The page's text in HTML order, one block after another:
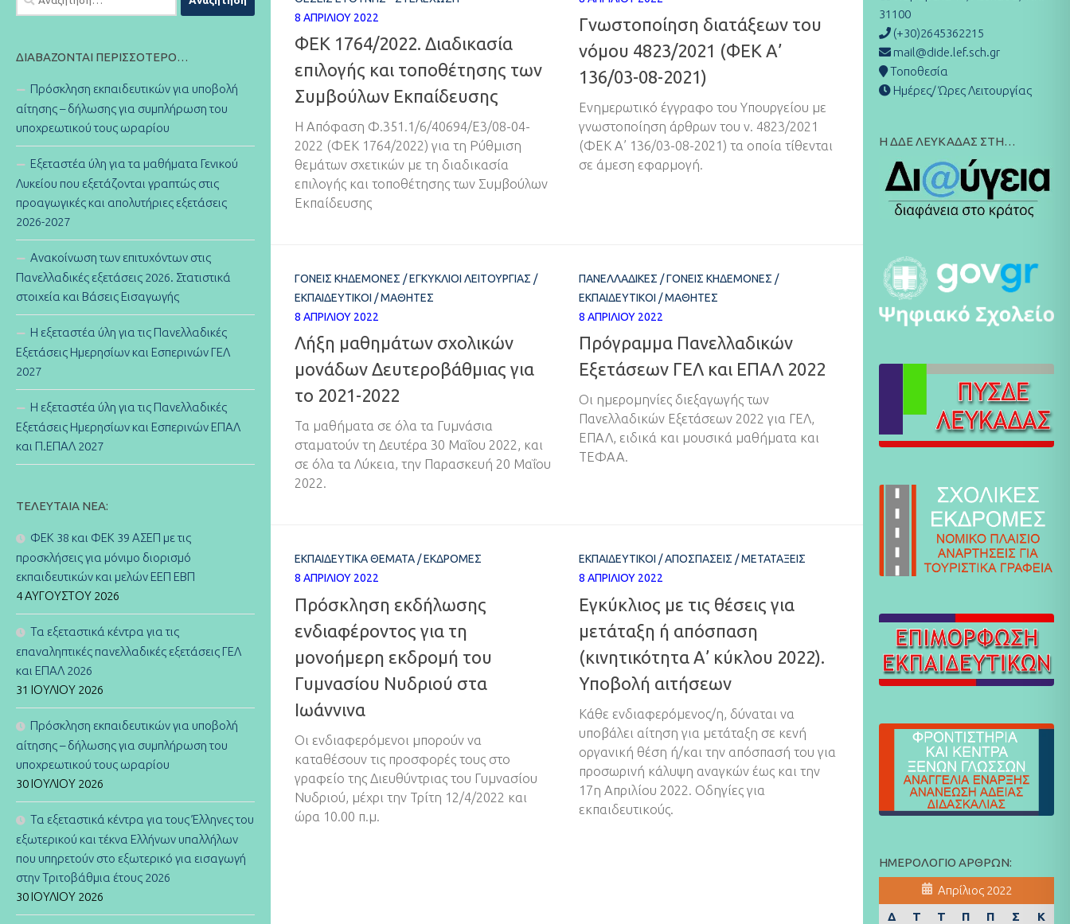
8 ΑΠΡΙΛΊΟΥ 2022
ΦΕΚ 1764/2022. Διαδικασία
επιλογής και τοποθέτησης των
Συμβούλων Εκπαίδευσης
Η Απόφαση Φ.351.1/6/40694/Ε3/08-04-
2022 (ΦΕΚ 1764/2022) για τη Ρύθμιση
θεμάτων σχετικών με τη διαδικασία
επιλογής και τοποθέτησης των Συμβούλων
Εκπαίδευσης
Γνωστοποίηση διατάξεων του
νόμου 4823/2021 (ΦΕΚ Α’
136/03-08-2021)
Ενημερωτικό έγγραφο του Υπουργείου με
γνωστοποίηση άρθρων του ν. 4823/2021
(ΦΕΚ Α’ 136/03-08-2021) τα οποία τίθενται
σε άμεση εφαρμογή.
ΓΟΝΕΊΣ ΚΗΔΕΜΌΝΕΣ /ΕΓΚΎΚΛΙΟΙ ΛΕΙΤΟΥΡΓΊΑΣ /
ΕΚΠΑΙΔΕΥΤΙΚΟΊ /ΜΑΘΗΤΈΣ
8 ΑΠΡΙΛΊΟΥ 2022
Λήξη μαθημάτων σχολικών
μονάδων Δευτεροβάθμιας για
το 2021-2022
Τα μαθήματα σε όλα τα Γυμνάσια
σταματούν τη Δευτέρα 30 Μαΐου 2022, και
σε όλα τα Λύκεια, την Παρασκευή 20 Μαΐου
2022.
ΠΑΝΕΛΛΑΔΙΚΈΣ /ΓΟΝΕΊΣ ΚΗΔΕΜΌΝΕΣ /
ΕΚΠΑΙΔΕΥΤΙΚΟΊ /ΜΑΘΗΤΈΣ
8 ΑΠΡΙΛΊΟΥ 2022
Πρόγραμμα Πανελλαδικών
Εξετάσεων ΓΕΛ και ΕΠΑΛ 2022
Οι ημερομηνίες διεξαγωγής των
Πανελλαδικών Εξετάσεων 2022 για ΓΕΛ,
ΕΠΑΛ, ειδικά και μουσικά μαθήματα και
ΤΕΦΑΑ.
ΕΚΠΑΙΔΕΥΤΙΚΆ ΘΈΜΑΤΑ/ΕΚΔΡΟΜΈΣ
8 ΑΠΡΙΛΊΟΥ 2022
Πρόσκληση εκδήλωσης
ενδιαφέροντος για τη
μονοήμερη εκδρομή του
Γυμνασίου Νυδριού στα
Ιωάννινα
Οι ενδιαφερόμενοι μπορούν να
καταθέσουν τις προσφορές τους στο
γραφείο της Διευθύντριας του Γυμνασίου
Νυδριού, μέχρι την Τρίτη 12/4/2022 και
ώρα 10.00 π.μ.
ΕΚΠΑΙΔΕΥΤΙΚΟΊ /ΑΠΟΣΠΆΣΕΙΣ /ΜΕΤΑΤΆΞΕΙΣ
8 ΑΠΡΙΛΊΟΥ 2022
Εγκύκλιος με τις θέσεις για
μετάταξη ή απόσπαση
(κινητικότητα Α’ κύκλου 2022).
Υποβολή αιτήσεων
Κάθε ενδιαφερόμενος/η, δύναται να
υποβάλει αίτηση για μετάταξη σε κενή
οργανική θέση ή/και την απόσπασή του για
προσωρινή κάλυψη αναγκών έως και την
17η Απριλίου 2022. Οδηγίες για
εκπαιδευτικούς.
για:
ΔΙΑΒΆΖΟΝΤΑΙ ΠΕΡΙΣΣΌΤΕΡΟ…
Πρόσκληση εκπαιδευτικών για υποβολή
αίτησης – δήλωσης για συμπλήρωση του
υποχρεωτικού τους ωραρίου
Εξεταστέα ύλη για τα μαθήματα Γενικού
Λυκείου που εξετάζονται γραπτώς στις
προαγωγικές και απολυτήριες εξετάσεις
2026-2027
Ανακοίνωση των επιτυχόντων στις
Πανελλαδικές εξετάσεις 2026. Στατιστικά
στοιχεία και Βάσεις Εισαγωγής
Η εξεταστέα ύλη για τις Πανελλαδικές
Εξετάσεις Ημερησίων και Εσπερινών ΓΕΛ
2027
Η εξεταστέα ύλη για τις Πανελλαδικές
Εξετάσεις Ημερησίων και Εσπερινών ΕΠΑΛ
και Π.ΕΠΑΛ 2027
ΤΕΛΕΥΤΑΊΑ ΝΈΑ:
ΦΕΚ 38 και ΦΕΚ 39 ΑΣΕΠ με τις
προσκλήσεις για μόνιμο διορισμό
εκπαιδευτικών και μελών ΕΕΠ ΕΒΠ
4 ΑΥΓΟΎΣΤΟΥ 2026
Τα εξεταστικά κέντρα για τις
επαναληπτικές πανελλαδικές εξετάσεις ΓΕΛ
και ΕΠΑΛ 2026
31 ΙΟΥΛΊΟΥ 2026
Πρόσκληση εκπαιδευτικών για υποβολή
αίτησης – δήλωσης για συμπλήρωση του
υποχρεωτικού τους ωραρίου
30 ΙΟΥΛΊΟΥ 2026
Τα εξεταστικά κέντρα για τους Έλληνες του
εξωτερικού και τέκνα Ελλήνων υπαλλήλων
που υπηρετούν στο εξωτερικό για εισαγωγή
στην Τριτοβάθμια έτους 2026
30 ΙΟΥΛΊΟΥ 2026
31100
(+30)2645362215
mail@dide.lef.sch.gr
Τοποθεσία
Ημέρες/ Ώρες Λειτουργίας
Η ΔΔΕ ΛΕΥΚΑΔΑΣ ΣΤΗ…
ΗΜΕΡΟΛΌΓΙΟ ΆΡΘΡΩΝ:
Απρίλιος 2022
Δ
Τ Τ Π Π Σ
Κ